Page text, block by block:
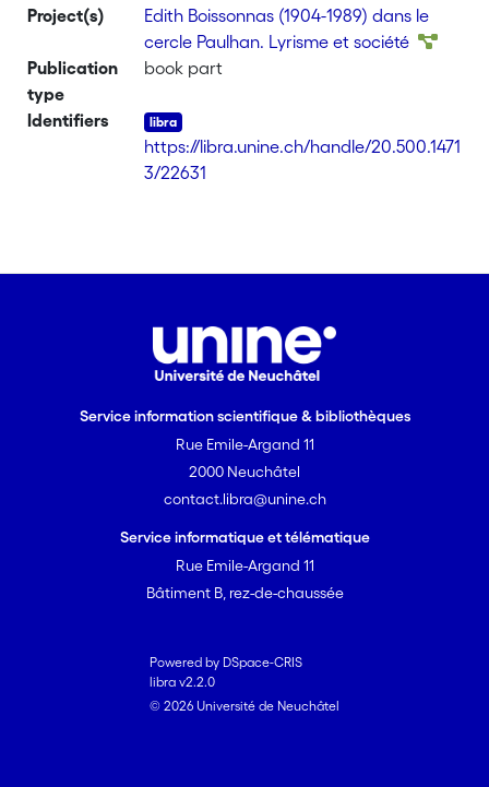
Project(s)
Edith Boissonnas (1904-1989) dans le
cercle Paulhan. Lyrisme et société
Publication
type
book part
Identifiers
https://libra.unine.ch/handle/20.500.1471
3/22631
Service information scientifique & bibliothèques
Rue Emile-Argand 11
2000 Neuchâtel
contact.libra@unine.ch
Service informatique et télématique
Rue Emile-Argand 11
Bâtiment B, rez-de-chaussée
Powered by DSpace-CRIS
libra v2.2.0
© 2026 Université de Neuchâtel